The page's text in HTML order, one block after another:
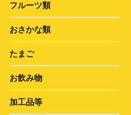
フルーツ類
おさかな類
たまご
お飲み物
加工品等